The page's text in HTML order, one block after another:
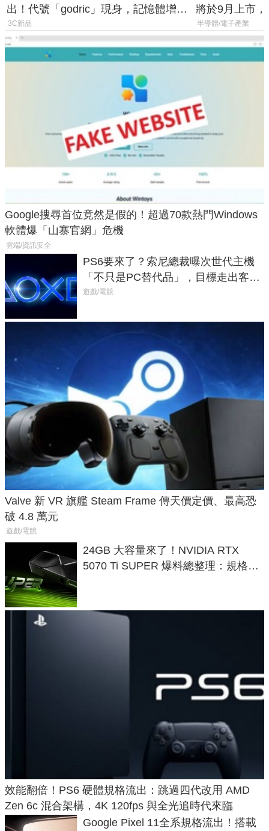
出！代號「godric」現身，記憶體增強
鎖定 AI 應用
3C新品
將於9月上市
Max系列處理
半導體/電子產業
Google搜尋首位竟然是假的！超過70款熱門Windows
軟體爆「山寨官網」危機
雲端/資訊安全
PS6要來了？索尼總裁曝次世代主機
「不只是PC替代品」，目標走出客
廳、進軍電競桌面
遊戲/電競
Valve 新 VR 旗艦 Steam Frame 傳天價定價、最高恐
破 4.8 萬元
遊戲/電競
24GB 大容量來了！NVIDIA RTX
5070 Ti SUPER 爆料總整理：規格、
效能翻倍！PS6 硬體規格流出：跳過四代改用 AMD
Zen 6c 混合架構，4K 120fps 與全光追時代來臨
Google Pixel 11全系規格流出！搭載